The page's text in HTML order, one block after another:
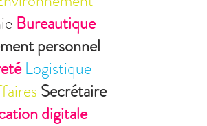
Bureautique
personnel
Logistique
Secrétaire
digitale